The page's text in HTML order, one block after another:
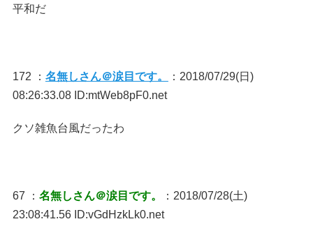
平和だ
172 ： 名無しさん＠涙目です。
：2018/07/29(日)
08:26:33.08 ID:mtWeb8pF0.net
クソ雑魚台風だったわ
67 ： 名無しさん＠涙目です。
：2018/07/28(土)
23:08:41.56 ID:vGdHzkLk0.net